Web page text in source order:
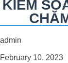
KIỂM
admin
February 10, 2023